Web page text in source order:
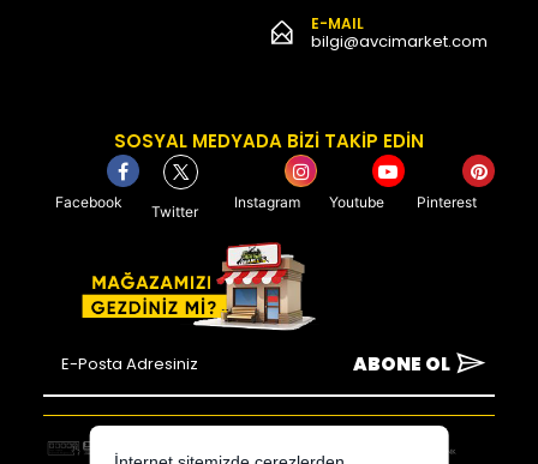
E-MAIL
bilgi@avcimarket.com
SOSYAL MEDYADA BİZİ TAKİP EDİN
Facebook
Twitter
Instagram Youtube Pinterest
ABONE OL